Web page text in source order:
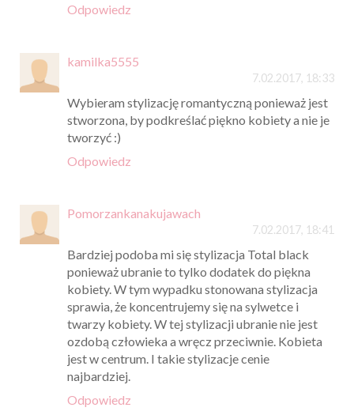
Odpowiedz
kamilka5555
7.02.2017, 18:33
Wybieram stylizację romantyczną ponieważ jest
stworzona, by podkreślać piękno kobiety a nie je
tworzyć :)
Odpowiedz
Pomorzankanakujawach
7.02.2017, 18:41
Bardziej podoba mi się stylizacja Total black
ponieważ ubranie to tylko dodatek do piękna
kobiety. W tym wypadku stonowana stylizacja
sprawia, że koncentrujemy się na sylwetce i
twarzy kobiety. W tej stylizacji ubranie nie jest
ozdobą człowieka a wręcz przeciwnie. Kobieta
jest w centrum. I takie stylizacje cenie
najbardziej.
Odpowiedz